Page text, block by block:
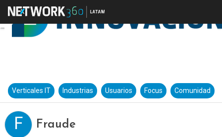
Verticales IT Industrias Usuarios Focus Comunidad
F Fraude